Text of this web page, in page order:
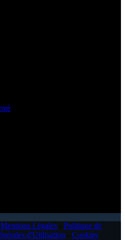
Mentions Légales
Politique de
d'Utilisation
Cookies